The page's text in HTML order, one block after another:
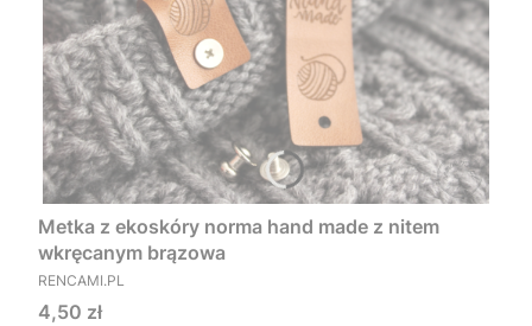
Metka z ekoskóry norma hand made z nitem
wkręcanym brązowa
PRODUCENT
RENCAMI.PL
Cena
4,50 zł